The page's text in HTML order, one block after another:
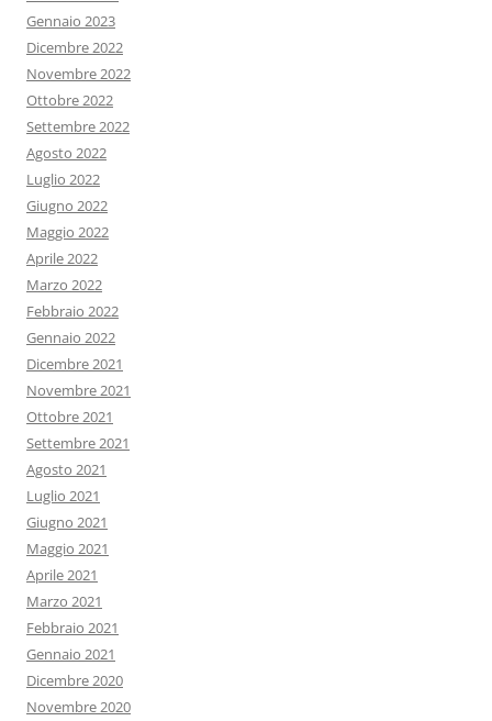
Gennaio 2023
Dicembre 2022
Novembre 2022
Ottobre 2022
Settembre 2022
Agosto 2022
Luglio 2022
Giugno 2022
Maggio 2022
Aprile 2022
Marzo 2022
Febbraio 2022
Gennaio 2022
Dicembre 2021
Novembre 2021
Ottobre 2021
Settembre 2021
Agosto 2021
Luglio 2021
Giugno 2021
Maggio 2021
Aprile 2021
Marzo 2021
Febbraio 2021
Gennaio 2021
Dicembre 2020
Novembre 2020